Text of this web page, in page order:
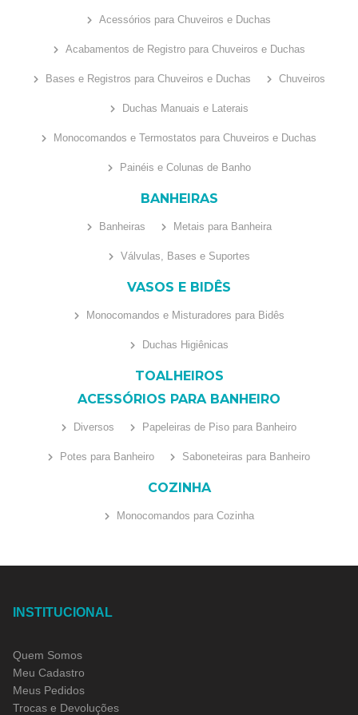
Acessórios para Chuveiros e Duchas
Acabamentos de Registro para Chuveiros e Duchas
Bases e Registros para Chuveiros e Duchas Chuveiros
Duchas Manuais e Laterais
Monocomandos e Termostatos para Chuveiros e Duchas
Painéis e Colunas de Banho
BANHEIRAS
Banheiras Metais para Banheira
Válvulas, Bases e Suportes
VASOS E BIDÊS
Monocomandos e Misturadores para Bidês
Duchas Higiênicas
TOALHEIROS
ACESSÓRIOS PARA BANHEIRO
Diversos Papeleiras de Piso para Banheiro
Potes para Banheiro Saboneteiras para Banheiro
COZINHA
Monocomandos para Cozinha
INSTITUCIONAL
Quem Somos
Meu Cadastro
Meus Pedidos
Trocas e Devoluções